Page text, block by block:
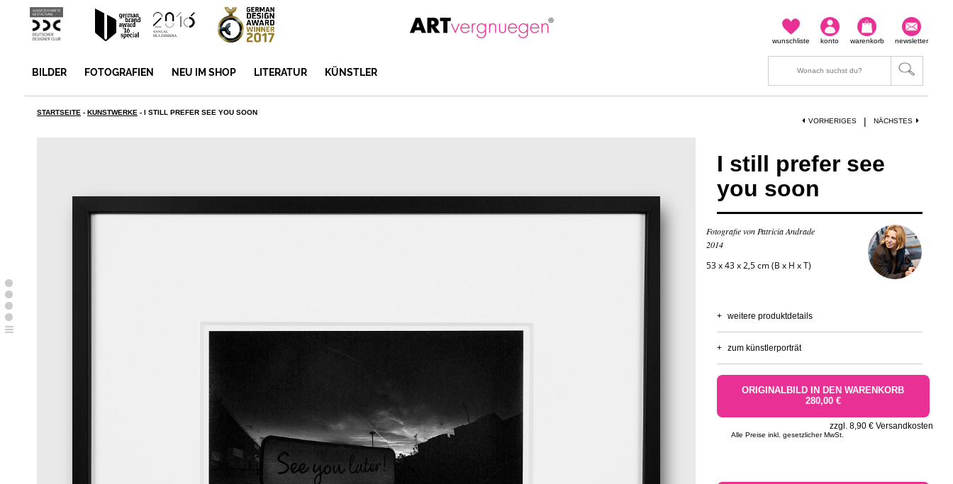
newsletter
warenkorb
konto
wunschliste
BILDER FOTOGRAFIEN NEU IM SHOP LITERATUR KÜNSTLER
STARTSEITE - KUNSTWERKE - I STILL PREFER SEE YOU SOON
NÄCHSTES
|
VORHERIGES
I still prefer see
you soon
Fotografie von Patricia Andrade
2014
53 x 43 x 2,5 cm (B x H x T)
+ weitere produktdetails
+ zum künstlerporträt
ORIGINALBILD IN DEN WARENKORB
280,00 €
zzgl. 8,90 € Versandkosten
Alle Preise inkl. gesetzlicher MwSt.